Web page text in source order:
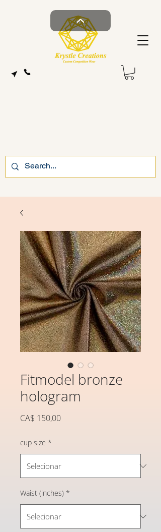
Fitmodel bronze
hologram
CA$ 150,00Preço
cup size *
Waist (inches) *